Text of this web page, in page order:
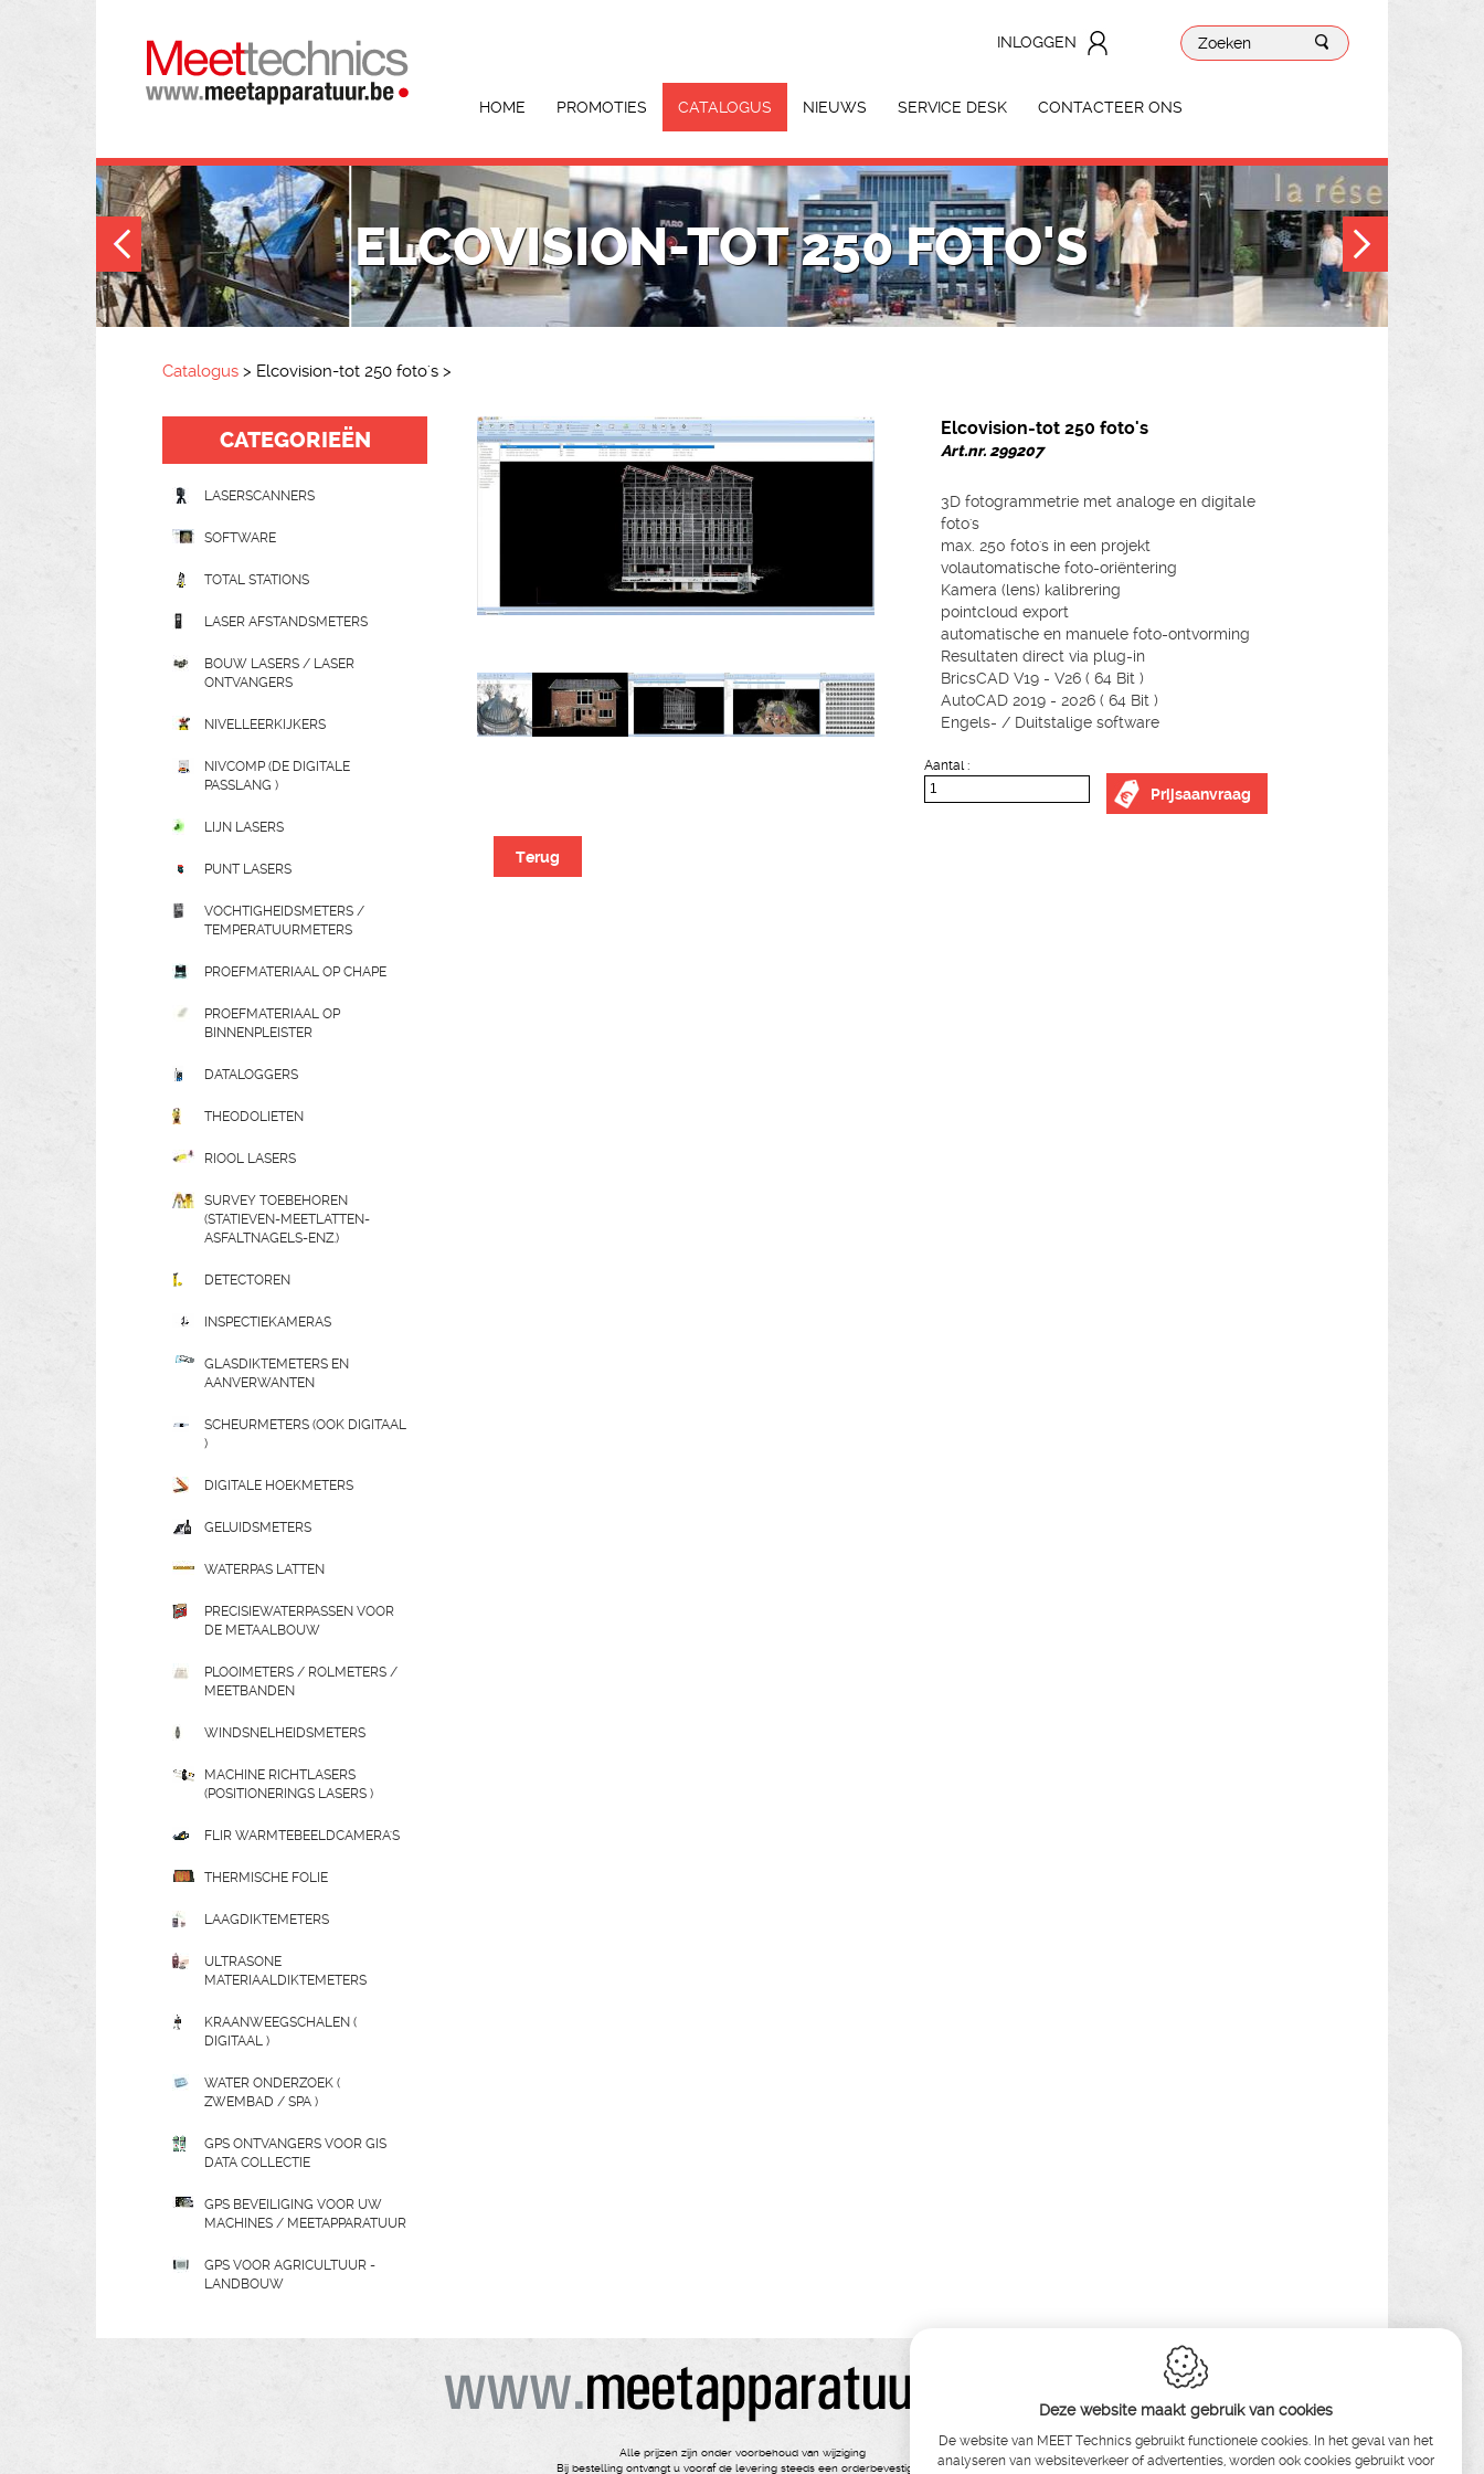
INLOGGEN
HOME PROMOTIES CATALOGUS NIEUWS SERVICE DESK CONTACTEER ONS
ELCOVISION-TOT 250 FOTO'S
Catalogus > Elcovision-tot 250 foto's >
CATEGORIEËN
LASERSCANNERS
SOFTWARE
TOTAL STATIONS
LASER AFSTANDSMETERS
BOUW LASERS / LASER
ONTVANGERS
NIVELLEERKIJKERS
NIVCOMP (DE DIGITALE
PASSLANG )
LIJN LASERS
PUNT LASERS
VOCHTIGHEIDSMETERS /
TEMPERATUURMETERS
PROEFMATERIAAL OP CHAPE
PROEFMATERIAAL OP
BINNENPLEISTER
DATALOGGERS
THEODOLIETEN
RIOOL LASERS
SURVEY TOEBEHOREN
(STATIEVEN-MEETLATTEN-
ASFALTNAGELS-ENZ.)
DETECTOREN
INSPECTIEKAMERAS
GLASDIKTEMETERS EN
AANVERWANTEN
SCHEURMETERS (OOK DIGITAAL
)
DIGITALE HOEKMETERS
GELUIDSMETERS
WATERPAS LATTEN
PRECISIEWATERPASSEN VOOR
DE METAALBOUW
PLOOIMETERS / ROLMETERS /
MEETBANDEN
WINDSNELHEIDSMETERS
MACHINE RICHTLASERS
(POSITIONERINGS LASERS )
FLIR WARMTEBEELDCAMERA'S
THERMISCHE FOLIE
LAAGDIKTEMETERS
ULTRASONE
MATERIAALDIKTEMETERS
KRAANWEEGSCHALEN (
DIGITAAL )
WATER ONDERZOEK (
ZWEMBAD / SPA )
GPS ONTVANGERS VOOR GIS
DATA COLLECTIE
GPS BEVEILIGING VOOR UW
MACHINES / MEETAPPARATUUR
GPS VOOR AGRICULTUUR -
LANDBOUW
Elcovision-tot 250 foto's
Art.nr. 299207
3D fotogrammetrie met analoge en digitale
foto's
max. 250 foto's in een projekt
volautomatische foto-oriëntering
Kamera (lens) kalibrering
pointcloud export
automatische en manuele foto-ontvorming
Resultaten direct via plug-in
BricsCAD V19 - V26 ( 64 Bit )
AutoCAD 2019 - 2026 ( 64 Bit )
Engels- / Duitstalige software
Aantal :
Prijsaanvraag
Terug
Alle prijzen zijn onder voorbehoud van wijziging
Bij bestelling ontvangt u vooraf de levering steeds een orderbevestiging
Deze website maakt gebruik van cookies
De website van MEET Technics gebruikt functionele cookies. In het geval van het
analyseren van websiteverkeer of advertenties, worden ook cookies gebruikt voor